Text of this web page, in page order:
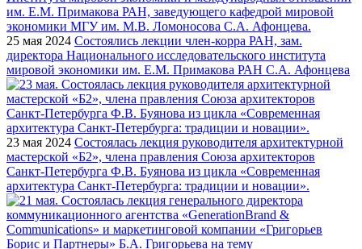
25 мая 2024 Состоялись лекции член-корра РАН, зам.
директора Национального исследовательского института
мировой экономики им. Е.М. Примакова РАН С.А. Афонцева
23 мая 2024 Состоялась лекция руководителя архитектурной
мастерской «Б2», члена правления Союза архитекторов
Санкт-Петербурга Ф.В. Буянова из цикла «Современная
архитектура Санкт-Петербурга: традиции и новации».